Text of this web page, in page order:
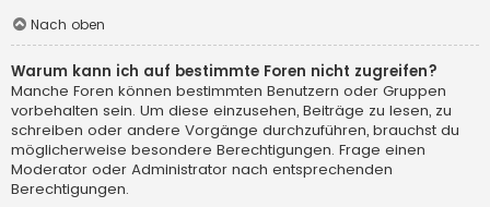
Nach oben
Warum kann ich auf bestimmte Foren nicht zugreifen?
Manche Foren können bestimmten Benutzern oder Gruppen
vorbehalten sein. Um diese einzusehen, Beiträge zu lesen, zu
schreiben oder andere Vorgänge durchzuführen, brauchst du
möglicherweise besondere Berechtigungen. Frage einen
Moderator oder Administrator nach entsprechenden
Berechtigungen.